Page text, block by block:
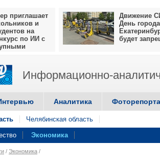
приглашает
и
на
по ИИ с
Движение
День города
будет
Информационно-
Аналитика
Челябинская область
Экономика
/ Экономика /